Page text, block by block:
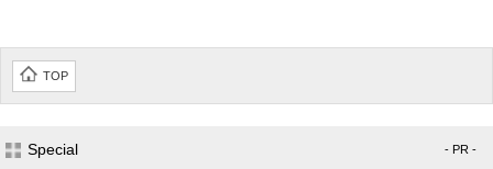
TOP
Special - PR -